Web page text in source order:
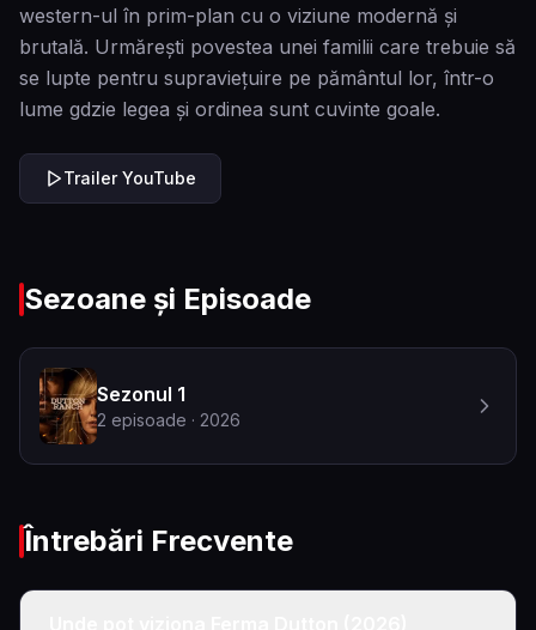
western-ul în prim-plan cu o viziune modernă și
brutală. Urmărești povestea unei familii care trebuie să
se lupte pentru supraviețuire pe pământul lor, într-o
lume gdzie legea și ordinea sunt cuvinte goale.
Trailer YouTube
Sezoane și Episoade
Sezonul 1
2 episoade · 2026
Întrebări Frecvente